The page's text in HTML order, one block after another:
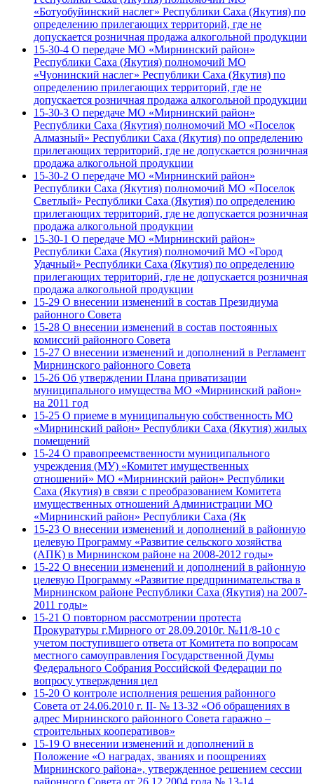
«Ботуобуйинский наслег» Республики Саха (Якутия) по
определению прилегающих территорий, где не
допускается розничная продажа алкогольной продукции
15-30-4 О передаче МО «Мирнинский район»
Республики Саха (Якутия) полномочий МО
«Чуонинский наслег» Республики Саха (Якутия) по
определению прилегающих территорий, где не
допускается розничная продажа алкогольной продукции
15-30-3 О передаче МО «Мирнинский район»
Республики Саха (Якутия) полномочий МО «Поселок
Алмазный» Республики Саха (Якутия) по определению
прилегающих территорий, где не допускается розничная
продажа алкогольной продукции
15-30-2 О передаче МО «Мирнинский район»
Республики Саха (Якутия) полномочий МО «Поселок
Светлый» Республики Саха (Якутия) по определению
прилегающих территорий, где не допускается розничная
продажа алкогольной продукции
15-30-1 О передаче МО «Мирнинский район»
Республики Саха (Якутия) полномочий МО «Город
Удачный» Республики Саха (Якутия) по определению
прилегающих территорий, где не допускается розничная
продажа алкогольной продукции
15-29 О внесении изменений в состав Президиума
районного Совета
15-28 О внесении изменений в состав постоянных
комиссий районного Совета
15-27 О внесении изменений и дополнений в Регламент
Мирнинского районного Совета
15-26 Об утверждении Плана приватизации
муниципального имущества МО «Мирнинский район»
на 2011 год
15-25 О приеме в муниципальную собственность МО
«Мирнинский район» Республики Саха (Якутия) жилых
помещений
15-24 О правопреемственности муниципального
учреждения (МУ) «Комитет имущественных
отношений» МО «Мирнинский район» Республики
Саха (Якутия) в связи с преобразованием Комитета
имущественных отношений Администрации МО
«Мирнинский район» Республики Саха (Як
15-23 О внесении изменений и дополнений в районную
целевую Программу «Развитие сельского хозяйства
(АПК) в Мирнинском районе на 2008-2012 годы»
15-22 О внесении изменений и дополнений в районную
целевую Программу «Развитие предпринимательства в
Мирнинском районе Республики Саха (Якутия) на 2007-
2011 годы»
15-21 О повторном рассмотрении протеста
Прокуратуры г.Мирного от 28.09.2010г. №11/8-10 с
учетом поступившего ответа от Комитета по вопросам
местного самоуправления Государственной Думы
Федерального Собрания Российской Федерации по
вопросу утверждения цел
15-20 О контроле исполнения решения районного
Совета от 24.06.2010 г. II- № 13-32 «Об обращениях в
адрес Мирнинского районного Совета гаражно –
строительных кооперативов»
15-19 О внесении изменений и дополнений в
Положение «О наградах, званиях и поощрениях
Мирнинского района», утвержденное решением сессии